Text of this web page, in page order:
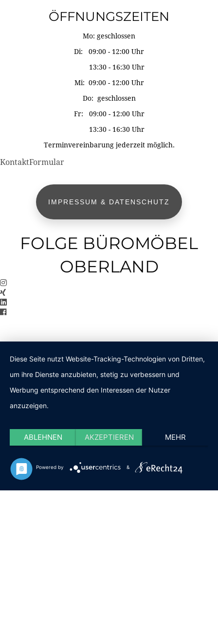
ÖFFNUNGSZEITEN
Mo: geschlossen
Di: 09:00 - 12:00 Uhr
13:30 - 16:30 Uhr
Mi: 09:00 - 12:00 Uhr
Do: geschlossen
Fr: 09:00 - 12:00 Uhr
13:30 - 16:30 Uhr
Terminvereinbarung jederzeit möglich.
KontaktFormular
IMPRESSUM & DATENSCHUTZ
FOLGE BÜROMÖBEL
OBERLAND
Diese Seite nutzt Website-Tracking-Technologien von Dritten,
um ihre Dienste anzubieten, stetig zu verbessern und
Werbung entsprechend den Interessen der Nutzer
anzuzeigen.
ABLEHNEN AKZEPTIEREN MEHR
Powered by &